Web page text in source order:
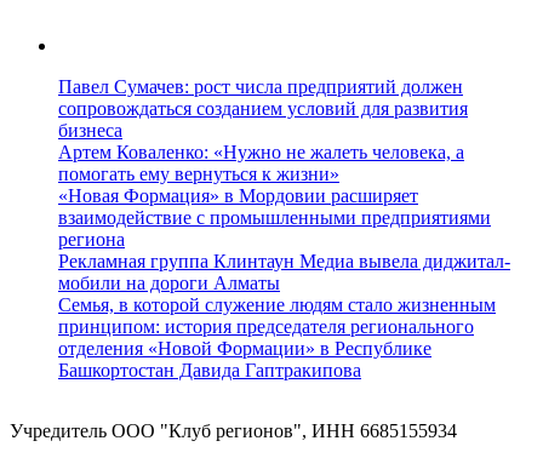
Павел Сумачев: рост числа предприятий должен
сопровождаться созданием условий для развития
бизнеса
Артем Коваленко: «Нужно не жалеть человека, а
помогать ему вернуться к жизни»
«Новая Формация» в Мордовии расширяет
взаимодействие с промышленными предприятиями
региона
Рекламная группа Клинтаун Медиа вывела диджитал-
мобили на дороги Алматы
Семья, в которой служение людям стало жизненным
принципом: история председателя регионального
отделения «Новой Формации» в Республике
Башкортостан Давида Гаптракипова
Учредитель ООО "Клуб регионов", ИНН 6685155934